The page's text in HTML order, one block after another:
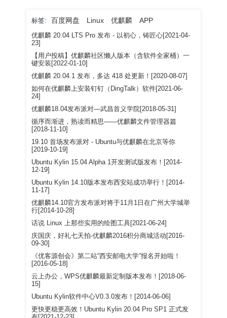
标签: 百度网盘 Linux 优麒麟 APP
优麒麟 20.04 LTS Pro 发布 - 以初心，铸匠心[2021-04-
23]
【用户投稿】优麒麟社区懒人版本（含软件全家桶）一
键安装[2022-01-10]
优麒麟 20.04.1 发布，多达 418 处更新！[2020-08-07]
如何在优麒麟上安装钉钉（DingTalk）软件[2021-06-
24]
优麒麟18.04发布派对—武昌首义学院[2018-05-31]
循序而渐进，熟读而精思——优麒麟文件管理器篇
[2018-11-10]
19.10 首场发布派对 - Ubuntu与优麒麟在北京等你
[2019-10-19]
Ubuntu Kylin 15.04 Alpha 1开发测试版发布！[2014-
12-19]
Ubuntu Kylin 14.10版本发布西安站成功举行！[2014-
11-17]
优麒麟14.10官方发布派对将于11月1日在广州大学城举
行[2014-10-28]
话说 Linux 上那些实用的绘图工具[2021-06-24]
庆国庆，好礼七天拍-优麒麟2016积分商城活动[2016-
09-30]
《优客源创会》第二站“西安邮电大学”报名开始啦！
[2016-05-18]
云上办公，WPS优麒麟最新定制版本发布！[2018-06-
15]
Ubuntu Kylin软件中心V0.3.0发布！[2014-06-06]
更快更稳更高效！Ubuntu Kylin 20.04 Pro SP1 正式发